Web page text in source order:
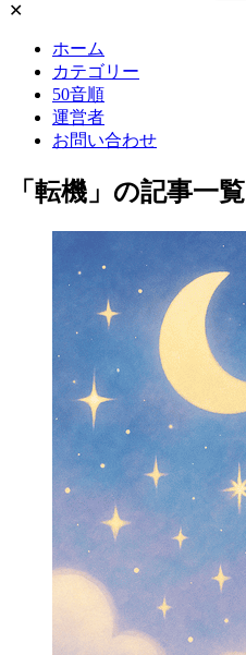
✕
ホーム
カテゴリー
50音順
運営者
お問い合わせ
「転機」の記事一覧